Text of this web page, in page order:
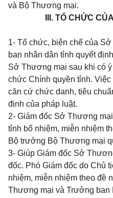
và Bộ Thương mại.
III. TỔ CHỨC
1- Tổ chức, biên chế của
ban nhân dân tỉnh quyết
Sở Thương mại sau khi có
chức Chính quyền tỉnh.
căn cứ chức danh, tiêu
định của pháp luật.
2- Giám đốc Sở Thương
tỉnh bổ nhiệm, miễn nhiệm
Bộ trưởng Bộ Thương mại
3- Giúp Giám đốc Sở
đốc. Phó Giám đốc do Chủ
nhiệm, miễn nhiệm theo đề
Thương mại và Trưởng ban